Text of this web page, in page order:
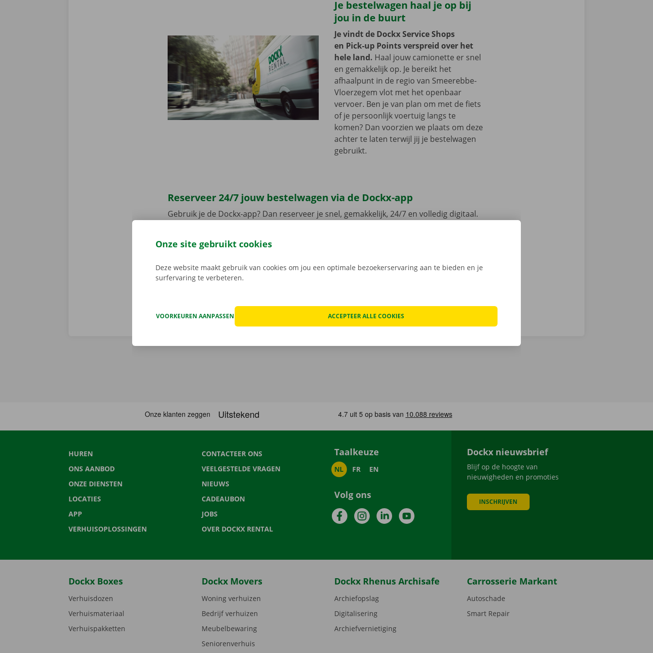
Je bestelwagen haal je op bij
jou in de buurt
Je vindt de Dockx Service Shops
en Pick-up Points verspreid over het
hele land. Haal jouw camionette er snel
en gemakkelijk op. Je bereikt het
afhaalpunt in de regio van Smeerebbe-
Vloerzegem vlot met het openbaar
vervoer. Ben je van plan om met de fiets
of je persoonlijk voertuig langs te
komen? Dan voorzien we plaats om deze
achter te laten terwijl jij je bestelwagen
gebruikt.
Reserveer 24/7 jouw bestelwagen via de Dockx-app
Gebruik je de Dockx-app? Dan reserveer je snel, gemakkelijk, 24/7 en volledig digitaal.
Download de gratis app voor Android via de
HUREN
ONS AANBOD
ONZE DIENSTEN
LOCATIES
APP
VERHUISOPLOSSINGEN
CONTACTEER ONS
VEELGESTELDE VRAGEN
NIEUWS
CADEAUBON
JOBS
OVER DOCKX RENTAL
Taalkeuze
NL FR EN
Volg ons
FacebookInstagramLinkedInYouTube
Dockx nieuwsbrief
Blijf op de hoogte van
nieuwigheden en promoties
INSCHRIJVEN
Dockx Boxes
Verhuisdozen
Verhuismateriaal
Verhuispakketten
Dockx Movers
Woning verhuizen
Bedrijf verhuizen
Meubelbewaring
Seniorenverhuis
Dockx Rhenus Archisafe
Archiefopslag
Digitalisering
Archiefvernietiging
Carrosserie Markant
Autoschade
Smart Repair
Onze site gebruikt cookies
Deze website maakt gebruik van cookies om jou een optimale bezoekerservaring aan te bieden en je
surfervaring te verbeteren.
VOORKEUREN AANPASSEN ACCEPTEER ALLE COOKIES